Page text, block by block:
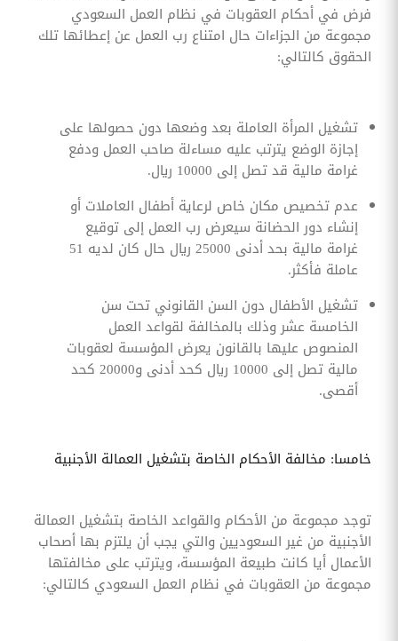
فرض في أحكام العقوبات في نظام العمل السعودي
مجموعة من الجزاءات حال امتناع رب العمل عن إعطائها تلك
الحقوق كالتالي:
تشغيل المرأة العاملة بعد وضعها دون حصولها على
إجازة الوضع يترتب عليه مساءلة صاحب العمل ودفع
غرامة مالية قد تصل إلى 10000 ريال.
عدم تخصيص مكان خاص لرعاية أطفال العاملات أو
إنشاء دور الحضانة سيعرض رب العمل إلى توقيع
غرامة مالية بحد أدنى 25000 ريال حال كان لديه 51
عاملة فأكثر.
تشغيل الأطفال دون السن القانوني تحت سن
الخامسة عشر وذلك بالمخالفة لقواعد العمل
المنصوص عليها بالقانون يعرض المؤسسة لعقوبات
مالية تصل إلى 10000 ريال كحد أدنى و20000 كحد
أقصى.
خامسا: مخالفة الأحكام الخاصة بتشغيل العمالة الأجنبية
توجد مجموعة من الأحكام والقواعد الخاصة بتشغيل العمالة
الأجنبية من غير السعوديين والتي يجب أن يلتزم بها أصحاب
الأعمال أيا كانت طبيعة المؤسسة، ويترتب على مخالفتها
مجموعة من العقوبات في نظام العمل السعودي كالتالي: